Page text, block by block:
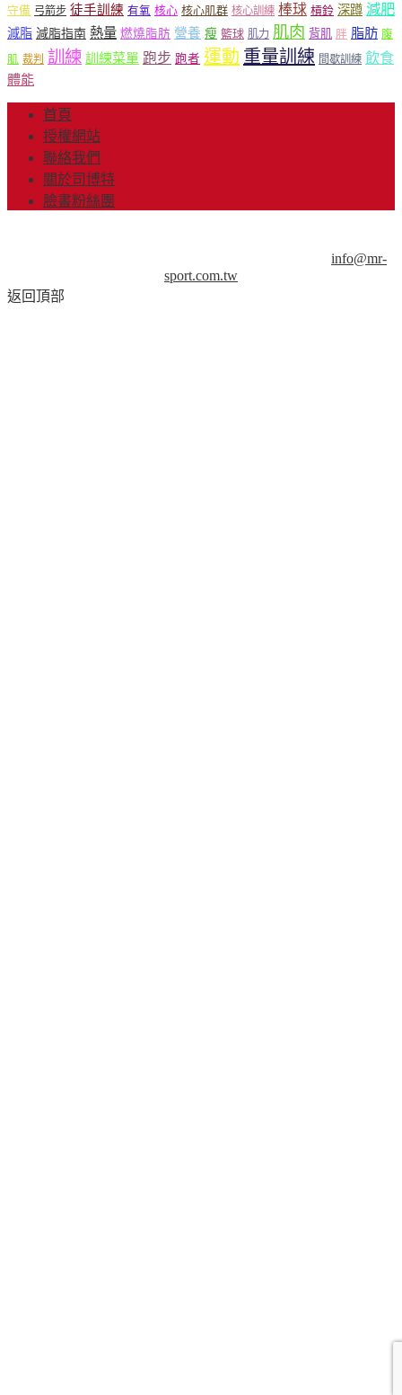
守備 弓箭步 徒手訓練 有氧 核心 核心肌群 核心訓練 棒球 槓鈴 深蹲 減肥
減脂 減脂指南 熱量 燃燒脂肪 營養 瘦 籃球 肌力 肌肉 背肌 胖 脂肪 腹
肌 裁判 訓練 訓練菜單 跑步 跑者 運動 重量訓練 間歇訓練 飲食
體能
首頁
授權網站
聯絡我們
關於司博特
臉書粉絲團
info@mr-
sport.com.tw
返回頂部